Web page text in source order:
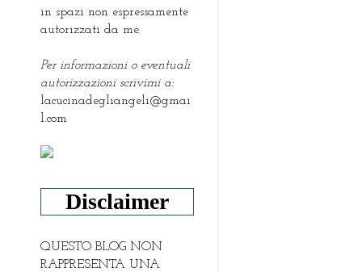
in spazi non espressamente
autorizzati da me.
Per informazioni o eventuali
autorizzazioni scrivimi a:
lacucinadegliangeli@gmai
l.com
Disclaimer
QUESTO BLOG NON
RAPPRESENTA UNA